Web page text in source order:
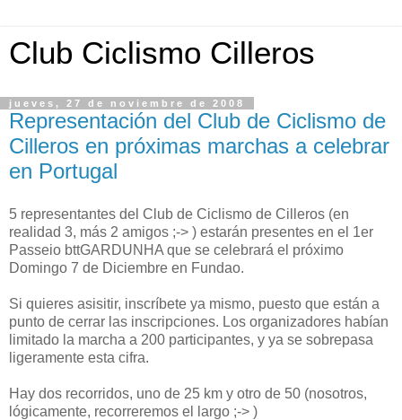
Club Ciclismo Cilleros
jueves, 27 de noviembre de 2008
Representación del Club de Ciclismo de
Cilleros en próximas marchas a celebrar
en Portugal
5 representantes del Club de Ciclismo de Cilleros (en
realidad 3, más 2 amigos ;-> ) estarán presentes en el 1er
Passeio bttGARDUNHA que se celebrará el próximo
Domingo 7 de Diciembre en Fundao.
Si quieres asisitir, inscríbete ya mismo, puesto que están a
punto de cerrar las inscripciones. Los organizadores habían
limitado la marcha a 200 participantes, y ya se sobrepasa
ligeramente esta cifra.
Hay dos recorridos, uno de 25 km y otro de 50 (nosotros,
lógicamente, recorreremos el largo ;-> )